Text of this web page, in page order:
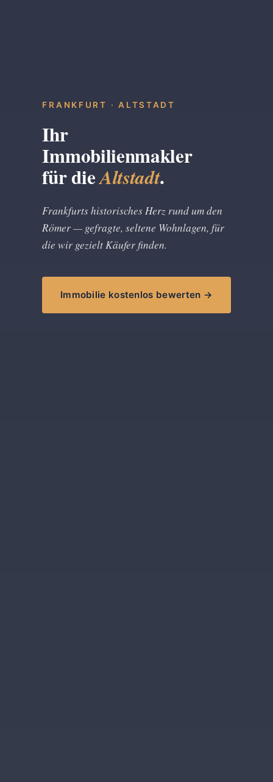
FRANKFURT · ALTSTADT
Ihr
Immobilienmakler
für dieAltstadt.
Frankfurts historisches Herz rund um den
Römer — gefragte, seltene Wohnlagen, für
die wir gezielt Käufer finden.
Immobilie kostenlos bewerten →